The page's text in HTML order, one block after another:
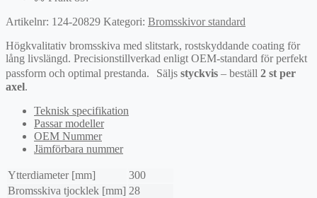
Artikelnr: 124-20829 Kategori: Bromsskivor standard
Högkvalitativ bromsskiva med slitstark, rostskyddande coating för
lång livslängd. Precisionstillverkad enligt OEM-standard för perfekt
passform och optimal prestanda. Säljs styckvis – beställ 2 st per
axel.
Teknisk specifikation
Passar modeller
OEM Nummer
Jämförbara nummer
Ytterdiameter [mm]
300
Bromsskiva tjocklek [mm] 28